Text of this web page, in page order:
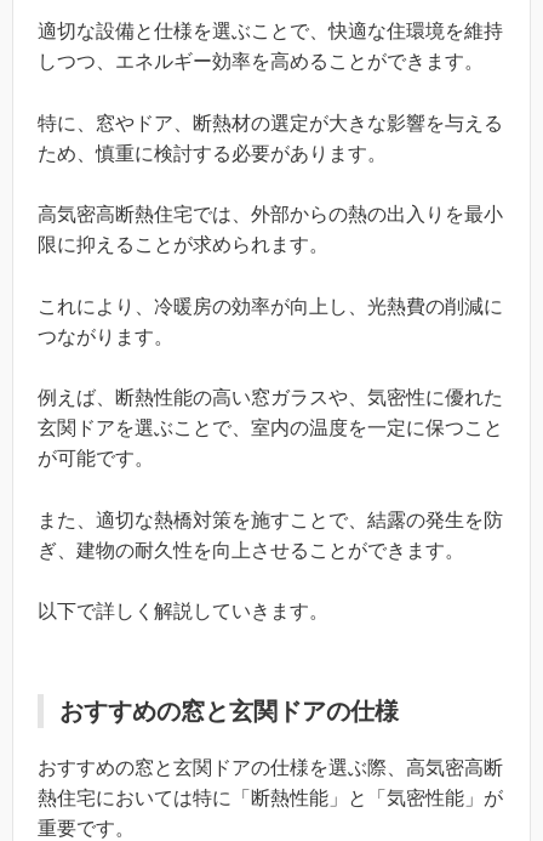
適切な設備と仕様を選ぶことで、快適な住環境を維持
しつつ、エネルギー効率を高めることができます。
特に、窓やドア、断熱材の選定が大きな影響を与える
ため、慎重に検討する必要があります。
高気密高断熱住宅では、外部からの熱の出入りを最小
限に抑えることが求められます。
これにより、冷暖房の効率が向上し、光熱費の削減に
つながります。
例えば、断熱性能の高い窓ガラスや、気密性に優れた
玄関ドアを選ぶことで、室内の温度を一定に保つこと
が可能です。
また、適切な熱橋対策を施すことで、結露の発生を防
ぎ、建物の耐久性を向上させることができます。
以下で詳しく解説していきます。
おすすめの窓と玄関ドアの仕様
おすすめの窓と玄関ドアの仕様を選ぶ際、高気密高断
熱住宅においては特に「断熱性能」と「気密性能」が
重要です。